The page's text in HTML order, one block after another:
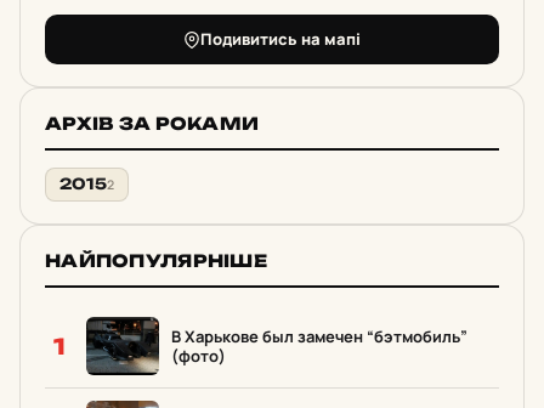
Подивитись на мапі
АРХІВ ЗА РОКАМИ
20152
НАЙПОПУЛЯРНІШЕ
1
В Харькове был замечен “бэтмобиль”
(фото)